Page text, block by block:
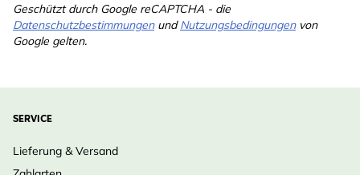
Geschützt durch Google reCAPTCHA - die
DatenschutzbestimmungenundNutzungsbedingungenvon
Google gelten.
SERVICE
Lieferung & Versand